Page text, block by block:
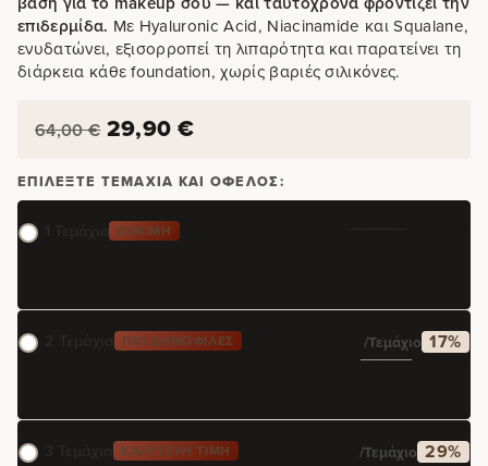
επιδερμίδα. Με Hyaluronic Acid, Niacinamide και Squalane,
ενυδατώνει, εξισορροπεί τη λιπαρότητα και παρατείνει τη
διάρκεια κάθε foundation, χωρίς βαριές σιλικόνες.
64,00€ 29,90 €
ΕΠΙΛΈΞΤΕ ΤΕΜΆΧΙΑ ΚΑΙ ΌΦΕΛΟΣ:
ΔΟΚΙΜΉ
ΠΙΟ ΔΗΜΟΦΙΛΈΣ €/τεμάχιο 17%
59,80€49,90€
ΚΑΛΎΤΕΡΗ ΤΙΜΉ €/τεμάχιο 29%